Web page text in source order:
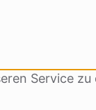
Service